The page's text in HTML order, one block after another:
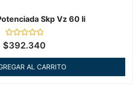
Skp Vz 60 Ii
Valorado
en
de
5
$392.340
AL CARRITO